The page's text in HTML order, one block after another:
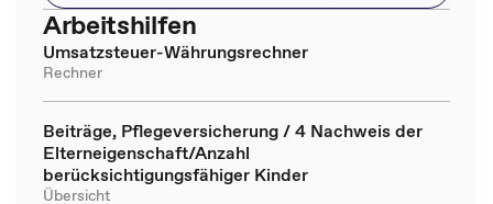
Arbeitshilfen
Umsatzsteuer-Währungsrechner
Rechner
Beiträge, Pflegeversicherung / 4 Nachweis der
Elterneigenschaft/Anzahl
berücksichtigungsfähiger Kinder
Übersicht